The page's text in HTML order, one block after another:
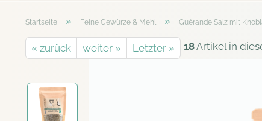
Startseite » Feine Gewürze & Mehl » Guérande Salz mit
« zurück weiter » Letzter » 18Artikel in